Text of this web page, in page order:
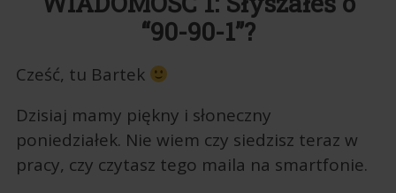
“90-90-1”?
Cześć, tu Bartek
Dzisiaj mamy piękny i słoneczny
poniedziałek. Nie wiem czy siedzisz teraz w
pracy, czy czytasz tego maila na smartfonie.